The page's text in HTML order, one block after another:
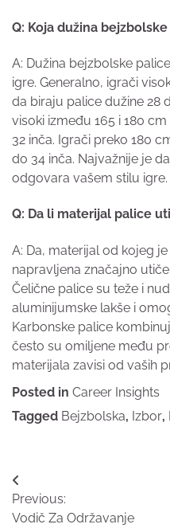
Q: Koja dužina
A: Dužina bejzbolske
igre. Generalno, igrači
da biraju palice dužine 28
visoki između 165 i 180
32 inča. Igrači preko 180
do 34 inča. Najvažnije je
odgovara vašem stilu igre.
Q: Da li materijal palice
A: Da, materijal od kojeg
napravljena značajno
Čelične palice su teže i
aluminijumske lakše i
Karbonske palice
često su omiljene među
materijala zavisi od vaših
Posted in Career Insights
Tagged Bejzbolska, Izbor,
Post
navigation
Previous:
Vodič Za Održavanje